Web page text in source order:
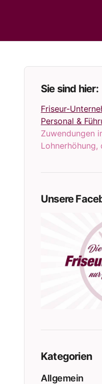
Sie sind hier:
Friseur-
Personal &
Zuwendungen
Lohnerhöhung,
Unsere
Kategorien
Allgemein